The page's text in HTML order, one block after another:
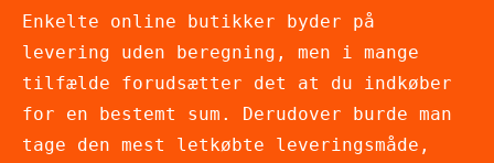
Enkelte online butikker byder på
levering uden beregning, men i mange
tilfælde forudsætter det at du indkøber
for en bestemt sum. Derudover burde man
tage den mest letkøbte leveringsmåde,